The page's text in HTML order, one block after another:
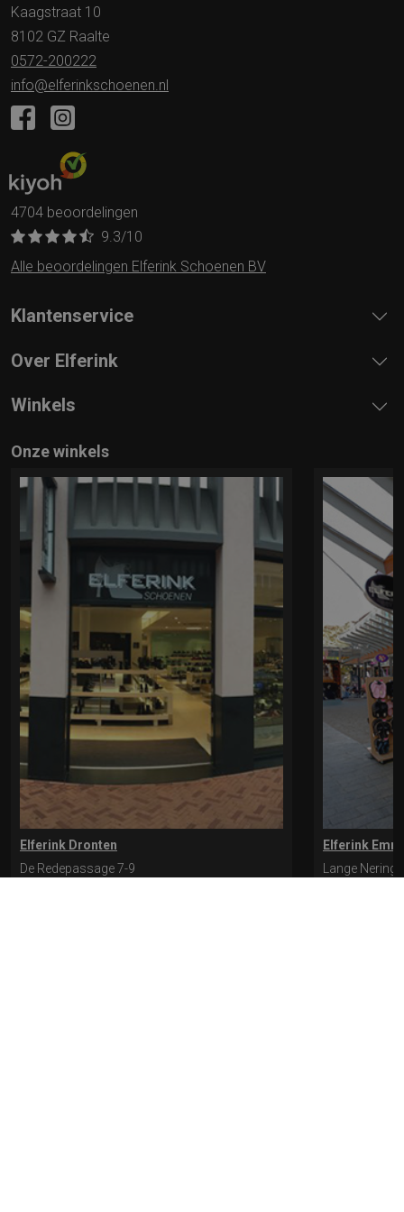
Kaagstraat 10
8102 GZ Raalte
0572-200222
info@elferinkschoenen.nl
4704 beoordelingen
9.3/10
Alle beoordelingen Elferink Schoenen BV
Klantenservice
Over Elferink
Winkels
Onze winkels
Elferink Dronten
De Redepassage 7-9
Elferink
Lange Nering